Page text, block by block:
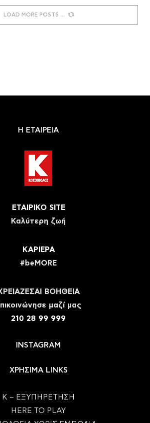
LOAD MORE POSTS
Η ΕΤΑΙΡΕΙΑ
ΕΤΑΙΡΙΚΟ SITE
Καλύτερη ζωή
ΚΑΡΙΕΡΑ
#beMORE
ΒΟΗΘΕΙΑ
μαζί μας
210 28 99 999
INSTAGRAM
ΧΡΗΣΙΜΑ LINKS
Κ – ΕΞΥΠΗΡΕΤΗΣΗ
HERE TO PLAY